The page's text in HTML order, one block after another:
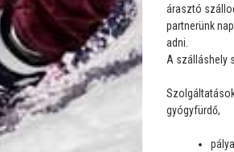
árasztó
partnerünk
adni.
A szálláshely
gyógyfürdő,